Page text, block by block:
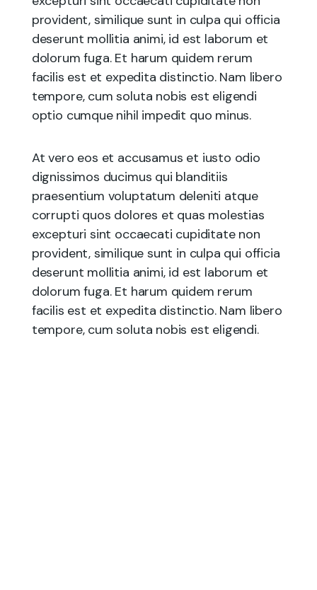
provident, similique sunt in culpa qui officia
deserunt mollitia animi, id est laborum et
dolorum fuga. Et harum quidem rerum
facilis est et expedita distinctio. Nam libero
tempore, cum soluta nobis est eligendi
optio cumque nihil impedit quo minus.
At vero eos et accusamus et iusto odio
dignissimos ducimus qui blanditiis
praesentium voluptatum deleniti atque
corrupti quos dolores et quas molestias
excepturi sint occaecati cupiditate non
provident, similique sunt in culpa qui officia
deserunt mollitia animi, id est laborum et
dolorum fuga. Et harum quidem rerum
facilis est et expedita distinctio. Nam libero
tempore, cum soluta nobis est eligendi.